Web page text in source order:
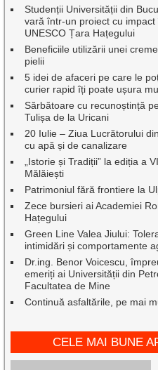
Studenții Universității din
vară într-un proiect cu
UNESCO Țara Hațegului
Beneficiile utilizării unei
pielii
5 idei de afaceri pe care le
curier rapid îți poate ușura
Sărbătoare cu recunoștință
Tulișa de la Uricani
20 Iulie – Ziua Lucrătorului
cu apă și de canalizare
„Istorie și Tradiții” la ediția a
Mălăiești
Patrimoniul fără frontiere la
Zece bursieri ai Academiei
Hațegului
Green Line Valea Jiului:
intimidări și comportamente
Dr.ing. Benor Voicescu,
emeriți ai Universității din
Facultatea de Mine
Continuă asfaltările, pe mai
CELE MAI BUNE